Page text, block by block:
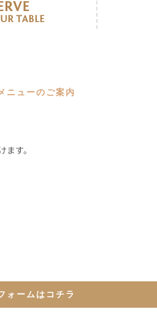
ニューのご案内
す。
ォームはコチラ